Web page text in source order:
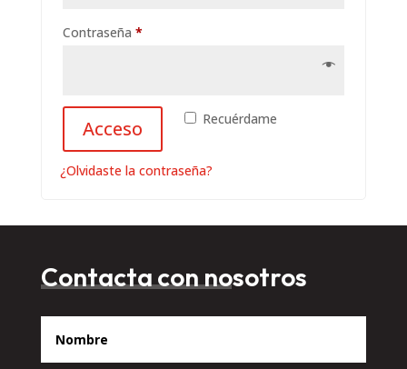
Contraseña *Obligatorio
Recuérdame
Acceso
¿Olvidaste la contraseña?
Contacta con nosotros